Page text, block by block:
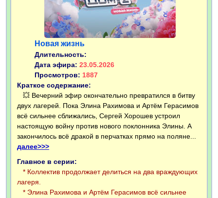
Новая жизнь
Длительность:
Дата эфира: 23.05.2026
Просмотров: 1887
Краткое содержание:
💥 Вечерний эфир окончательно превратился в битву
двух лагерей. Пока Элина Рахимова и Артём Герасимов
всё сильнее сближались, Сергей Хорошев устроил
настоящую войну против нового поклонника Элины. А
закончилось всё дракой в перчатках прямо на поляне...
далее>>>
Главное в серии:
* Коллектив продолжает делиться на два враждующих
лагеря.
* Элина Рахимова и Артём Герасимов всё сильнее